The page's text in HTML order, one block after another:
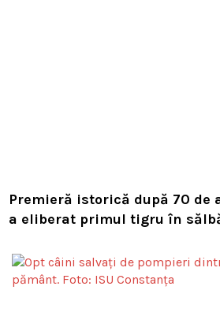
Premieră istorică după 70 de
a eliberat primul tigru în
natural